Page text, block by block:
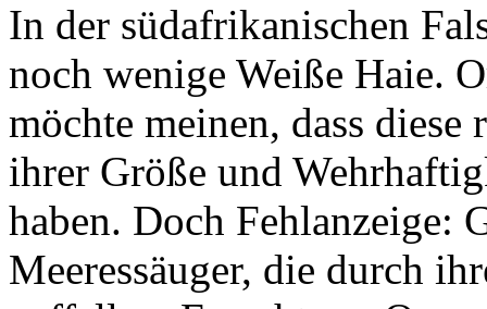
In der südafrikanischen
noch wenige Weiße Haie.
möchte meinen, dass
ihrer Größe und
haben. Doch Fehlanzeige:
Meeressäuger, die durch